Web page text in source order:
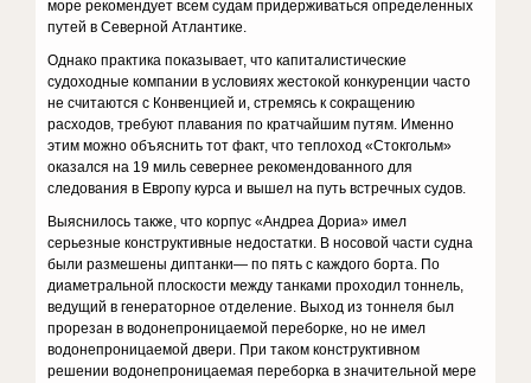
море рекомендует всем судам придерживаться определенных
путей в Северной Атлантике.
Однако практика показывает, что капиталистические
судоходные компании в условиях жестокой конкуренции часто
не считаются с Конвенцией и, стремясь к сокращению
расходов, требуют плавания по кратчайшим путям. Именно
этим можно объяснить тот факт, что теплоход «Стокгольм»
оказался на 19 миль севернее рекомендованного для
следования в Европу курса и вышел на путь встречных судов.
Выяснилось также, что корпус «Андреа Дориа» имел
серьезные конструктивные недостатки. В носовой части судна
были размешены диптанки— по пять с каждого борта. По
диаметральной плоскости между танками проходил тоннель,
ведущий в генераторное отделение. Выход из тоннеля был
прорезан в водонепроницаемой переборке, но не имел
водонепроницаемой двери. При таком конструктивном
решении водонепроницаемая переборка в значительной мере